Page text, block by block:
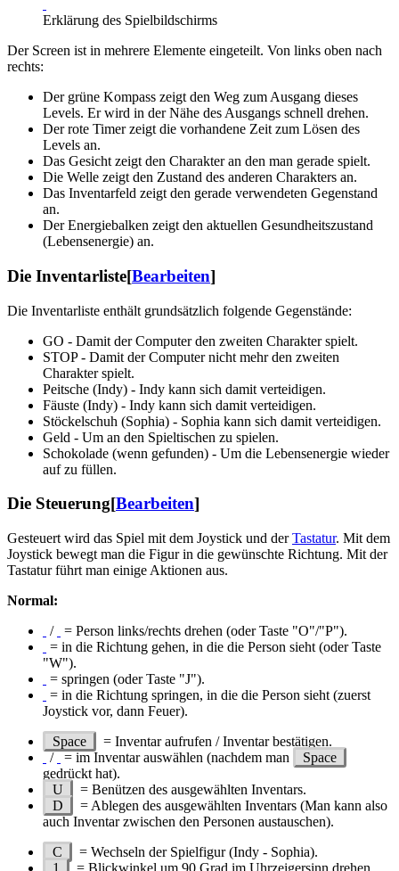
Erklärung des Spielbildschirms
Der Screen ist in mehrere Elemente eingeteilt. Von links oben nach
rechts:
Der grüne Kompass zeigt den Weg zum Ausgang dieses
Levels. Er wird in der Nähe des Ausgangs schnell drehen.
Der rote Timer zeigt die vorhandene Zeit zum Lösen des
Levels an.
Das Gesicht zeigt den Charakter an den man gerade spielt.
Die Welle zeigt den Zustand des anderen Charakters an.
Das Inventarfeld zeigt den gerade verwendeten Gegenstand
an.
Der Energiebalken zeigt den aktuellen Gesundheitszustand
(Lebensenergie) an.
Die Inventarliste[Bearbeiten]
Die Inventarliste enthält grundsätzlich folgende Gegenstände:
GO - Damit der Computer den zweiten Charakter spielt.
STOP - Damit der Computer nicht mehr den zweiten
Charakter spielt.
Peitsche (Indy) - Indy kann sich damit verteidigen.
Fäuste (Indy) - Indy kann sich damit verteidigen.
Stöckelschuh (Sophia) - Sophia kann sich damit verteidigen.
Geld - Um an den Spieltischen zu spielen.
Schokolade (wenn gefunden) - Um die Lebensenergie wieder
auf zu füllen.
Die Steuerung[Bearbeiten]
Gesteuert wird das Spiel mit dem Joystick und derTastatur. Mit dem
Joystick bewegt man die Figur in die gewünschte Richtung. Mit der
Tastatur führt man einige Aktionen aus.
Normal:
/
= Person links/rechts drehen (oder Taste "O"/"P").
= in die Richtung gehen, in die die Person sieht (oder Taste
"W").
= springen (oder Taste "J").
= in die Richtung springen, in die die Person sieht (zuerst
Joystick vor, dann Feuer).
Space
= Inventar aufrufen / Inventar bestätigen.
/
= im Inventar auswählen (nachdem man
Space
gedrückt hat).
U
= Benützen des ausgewählten Inventars.
D
= Ablegen des ausgewählten Inventars (Man kann also
auch Inventar zwischen den Personen austauschen).
C
= Wechseln der Spielfigur (Indy - Sophia).